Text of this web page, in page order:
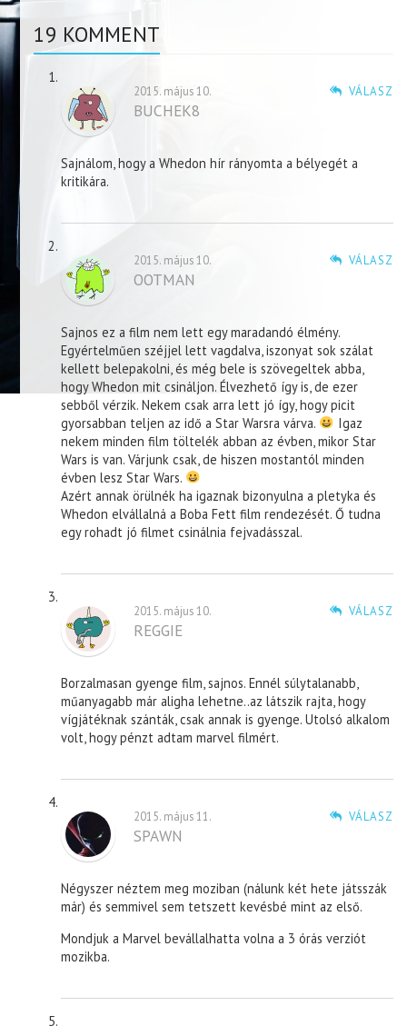
19 KOMMENT
VÁLASZ
2015. május 10.
BUCHEK8
Sajnálom, hogy a Whedon hír rányomta a bélyegét a
kritikára.
VÁLASZ
2015. május 10.
OOTMAN
Sajnos ez a film nem lett egy maradandó élmény.
Egyértelműen széjjel lett vagdalva, iszonyat sok szálat
kellett belepakolni, és még bele is szövegeltek abba,
hogy Whedon mit csináljon. Élvezhető így is, de ezer
sebből vérzik. Nekem csak arra lett jó így, hogy picit
gyorsabban teljen az idő a Star Warsra várva.
Igaz
nekem minden film töltelék abban az évben, mikor Star
Wars is van. Várjunk csak, de hiszen mostantól minden
évben lesz Star Wars.
Azért annak örülnék ha igaznak bizonyulna a pletyka és
Whedon elvállalná a Boba Fett film rendezését. Ő tudna
egy rohadt jó filmet csinálnia fejvadásszal.
VÁLASZ
2015. május 10.
REGGIE
Borzalmasan gyenge film, sajnos. Ennél súlytalanabb,
műanyagabb már aligha lehetne..az látszik rajta, hogy
vígjátéknak szánták, csak annak is gyenge. Utolsó alkalom
volt, hogy pénzt adtam marvel filmért.
VÁLASZ
2015. május 11.
SPAWN
Négyszer néztem meg moziban (nálunk két hete játsszák
már) és semmivel sem tetszett kevésbé mint az első.
Mondjuk a Marvel bevállalhatta volna a 3 órás verziót
mozikba.